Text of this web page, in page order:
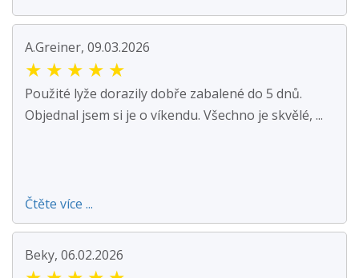
A.Greiner, 09.03.2026
★ ★ ★ ★ ★
Použité lyže dorazily dobře zabalené do 5 dnů.
Objednal jsem si je o víkendu. Všechno je skvělé, ...
Čtěte více ...
Beky, 06.02.2026